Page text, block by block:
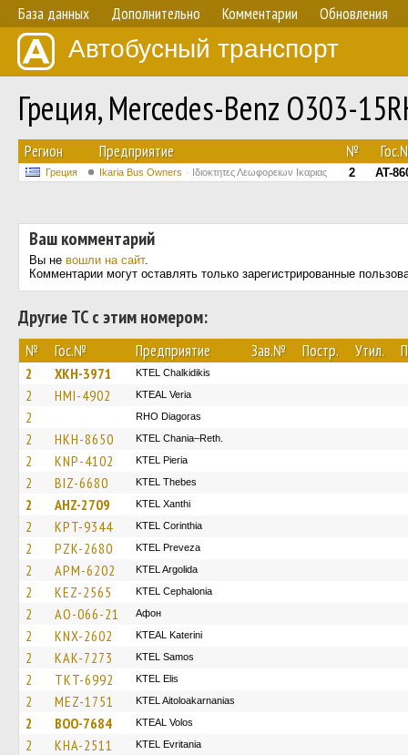
База данных Дополнительно Комментарии Обновления
Автобусный транспорт
Греция, Mercedes-Benz O303-
Регион Предприятие №
Греция Ikaria Bus Owners Ιδιοκτητες Λεωφορειων Ικαριας 2 AT-
Ваш комментарий
Вы не вошли на сайт.
Комментарии могут оставлять только зарегистрированные
Другие ТС с этим номером:
№ Гос.№ Предприятие Зав.№ Постр. Утил.
2 XKH-3971 ΚΤΕL Chalkidikis
2 HMI-4902 KTEAL Veria
2 RHO Diagoras
2 HKH-8650 KTEL Chania–Reth.
2 KNP-4102 KTEL Pieria
2 BIZ-6680 KTEL Thebes
2 AHZ-2709 KTEL Xanthi
2 KPT-9344 KTEL Corinthia
2 PZK-2680 KTEL Preveza
2 APM-6202 KTEL Argolida
2 KEZ-2565 KTEL Cephalonia
2 AO-066-21 Афон
2 KNX-2602 KTEAL Katerini
2 KAK-7273 KTEL Samos
2 TKT-6992 KTEL Elis
2 MEZ-1751 KTEL Aitoloakarnanias
2 BOO-7684 KTEAL Volos
2 KHA-2511 ΚΤΕL Evritania